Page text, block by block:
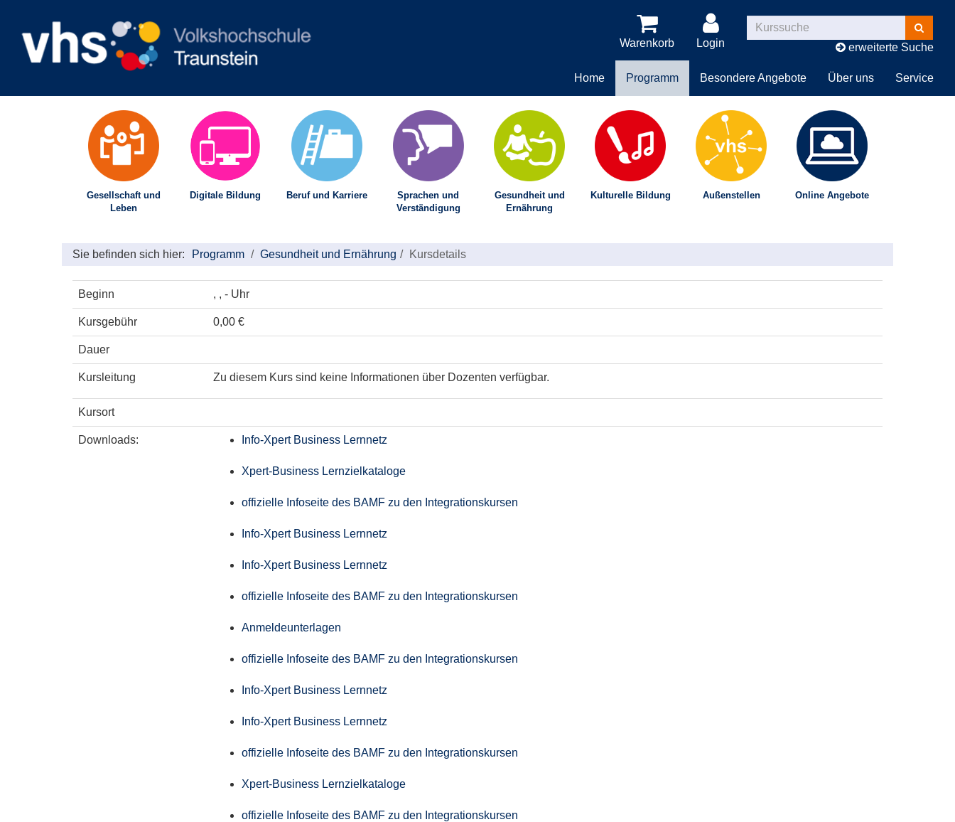
Warenkorb Login
Kurse
suchen
erweiterte Suche
Home Programm Besondere Angebote Über uns Service
Gesellschaft und
Leben
Digitale Bildung Beruf und Karriere
Sprachen und
Verständigung
Gesundheit und
Ernährung
Kulturelle Bildung Außenstellen Online Angebote
Sie befinden sich hier: Programm Gesundheit und Ernährung Kursdetails
Beginn , , - Uhr
Kursgebühr 0,00 €
Dauer
Kursleitung Zu diesem Kurs sind keine Informationen über Dozenten verfügbar.
Kursort
Downloads: Info-Xpert Business Lernnetz
Xpert-Business Lernzielkataloge
offizielle Infoseite des BAMF zu den Integrationskursen
Info-Xpert Business Lernnetz
Info-Xpert Business Lernnetz
offizielle Infoseite des BAMF zu den Integrationskursen
Anmeldeunterlagen
offizielle Infoseite des BAMF zu den Integrationskursen
Info-Xpert Business Lernnetz
Info-Xpert Business Lernnetz
offizielle Infoseite des BAMF zu den Integrationskursen
Xpert-Business Lernzielkataloge
offizielle Infoseite des BAMF zu den Integrationskursen